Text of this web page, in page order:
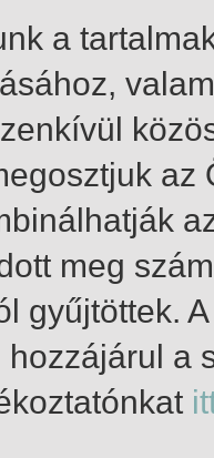
a
meg
gyűjtöttek.
a